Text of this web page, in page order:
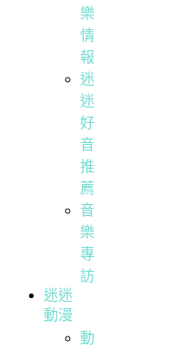
樂
情
報
迷
迷
好
音
推
薦
音
樂
專
訪
迷迷
動漫
動